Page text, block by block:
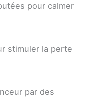
pour calmer
stimuler la perte
par des